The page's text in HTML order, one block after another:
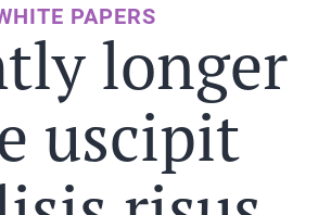
PAPERS
longer
uscipit